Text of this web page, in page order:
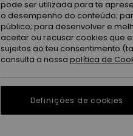
pode ser utilizada para te
o desempenho do conteúdo;
público; para desenvolver e
aceitar ou recusar cookies que
sujeitos ao teu consentimento
consulta a nossa política de
Definições de cookies